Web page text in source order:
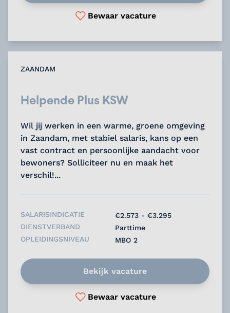
Bewaar vacature
ZAANDAM
Helpende Plus KSW
Wil jij werken in een warme, groene omgeving
in Zaandam, met stabiel salaris, kans op een
vast contract en persoonlijke aandacht voor
bewoners? Solliciteer nu en maak het
verschil!...
SALARISINDICATIE
€2.573 - €3.295
DIENSTVERBAND
Parttime
OPLEIDINGSNIVEAU
MBO 2
Bekijk vacature
Bewaar vacature